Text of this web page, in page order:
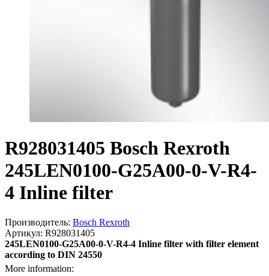
R928031405 Bosch Rexroth
245LEN0100-G25A00-0-V-R4-
4 Inline filter
Производитель: Bosch Rexroth
Артикул: R928031405
245LEN0100-G25A00-0-V-R4-4 Inline filter with filter element
according to DIN 24550
More information: